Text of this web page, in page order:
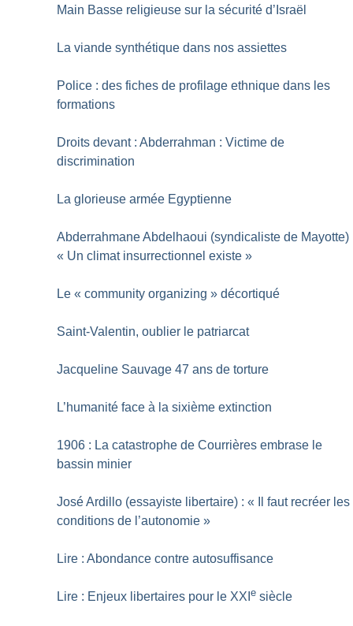
Main Basse religieuse sur la sécurité d’Israël
La viande synthétique dans nos assiettes
Police : des fiches de profilage ethnique dans les
formations
Droits devant : Abderrahman : Victime de
discrimination
La glorieuse armée Egyptienne
Abderrahmane Abdelhaoui (syndicaliste de Mayotte)
« Un climat insurrectionnel existe »
Le « community organizing » décortiqué
Saint-Valentin, oublier le patriarcat
Jacqueline Sauvage 47 ans de torture
L’humanité face à la sixième extinction
1906 : La catastrophe de Courrières embrase le
bassin minier
José Ardillo (essayiste libertaire) : «
Il faut recréer les
conditions de l’autonomie »
Lire : Abondance contre autosuffisance
Lire : Enjeux libertaires pour le XXIe siècle